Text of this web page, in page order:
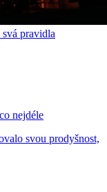
pravidla
nejdéle
svou prodyšnost,